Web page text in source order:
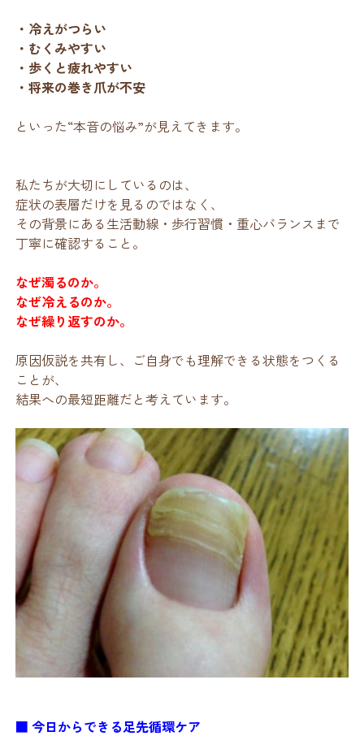
・冷えがつらい
・むくみやすい
・歩くと疲れやすい
・将来の巻き爪が不安
といった“本音の悩み”が見えてきます。
私たちが大切にしているのは、
症状の表層だけを見るのではなく、
その背景にある生活動線・歩行習慣・重心バランスまで
丁寧に確認すること。
なぜ濁るのか。
なぜ冷えるのか。
なぜ繰り返すのか。
原因仮説を共有し、ご自身でも理解できる状態をつくる
ことが、
結果への最短距離だと考えています。
■ 今日からできる足先循環ケア